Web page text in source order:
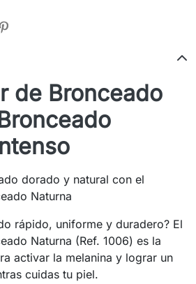
de Bronceado
dorado y natural con el
Naturna
rápido, uniforme y duradero? El
Naturna (Ref. 1006) es la
activar la melanina y lograr un
cuidas tu piel.